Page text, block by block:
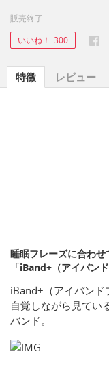
販売終了
いいね！ 300
特徴 レビュー
睡眠フレーズに合わせ
「iBand+（アイバン
iBand+（アイバンド
自覚しながら見てい
バンド。